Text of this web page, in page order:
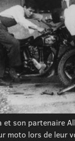
et son partenaire
moto lors de leur